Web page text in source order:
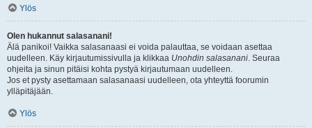
Ylös
Olen hukannut salasanani!
Älä panikoi! Vaikka salasanaasi ei voida palauttaa, se voidaan asettaa
uudelleen. Käy kirjautumissivulla ja klikkaa Unohdin salasanani. Seuraa
ohjeita ja sinun pitäisi kohta pystyä kirjautumaan uudelleen.
Jos et pysty asettamaan salasanaasi uudelleen, ota yhteyttä foorumin
ylläpitäjään.
Ylös